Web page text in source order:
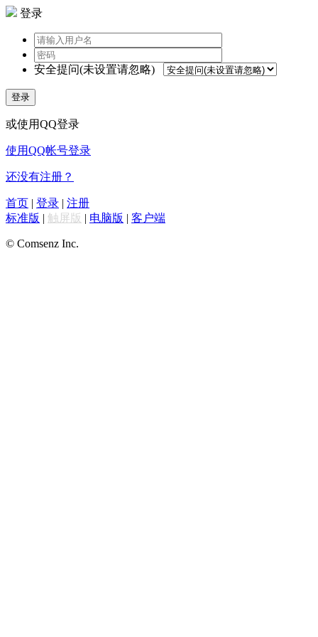
登录
安全提问(未设置请忽略)
登录
或使用QQ登录
使用QQ帐号登录
还没有注册？
首页 | 登录 | 注册
标准版 | 触屏版 | 电脑版 | 客户端
© Comsenz Inc.